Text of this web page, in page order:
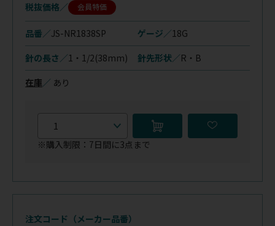
税抜価格 会員特価
品番／JS-NR1838SP ゲージ／18G
針の長さ／1・1/2(38mm) 針先形状／R・B
在庫 ／ あり
※購入制限：7日間に3点まで
注文コード（メーカー品番）